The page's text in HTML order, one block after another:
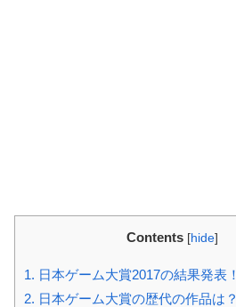
Contents [hide]
1. 日本ゲーム大賞2017の結果発表！
2. 日本ゲーム大賞の歴代の作品は？